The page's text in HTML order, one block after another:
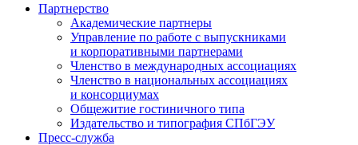
Партнерство
Академические партнеры
Управление по работе с выпускниками
и корпоративными партнерами
Членство в международных ассоциациях
Членство в национальных ассоциациях
и консорциумах
Общежитие гостиничного типа
Издательство и типография СПбГЭУ
Пресс-служба